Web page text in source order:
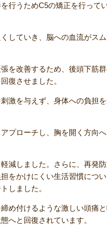
行うためC5の矯正を行って
していき、脳への血流がス
を改善するため、後頭下筋
復させました。
激を与えず、身体への負担
プローチし、胸を開く方向
減しました。さらに、再発
をかけにくい生活習慣につ
しました。
め付けるような激しい頭痛
へと回復されています。